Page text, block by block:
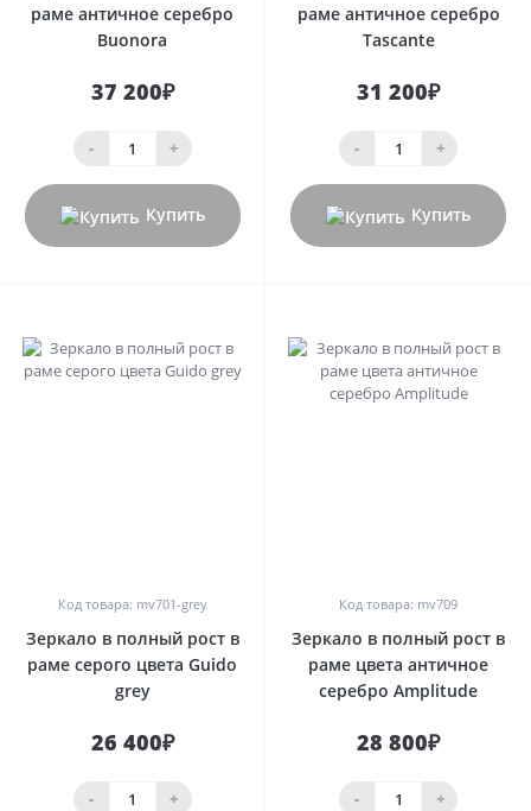
раме античное серебро
Buonora
37 200₽
- +
Купить
раме античное серебро
Tascante
31 200₽
- +
Купить
Код товара: mv701-grey
Зеркало в полный рост в
раме серого цвета Guido
grey
26 400₽
- +
Код товара: mv709
Зеркало в полный рост в
раме цвета античное
серебро Amplitude
28 800₽
- +